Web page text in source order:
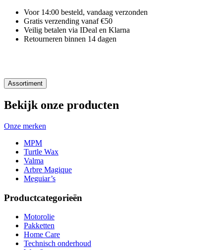
Voor 14:00 besteld, vandaag verzonden
Gratis verzending vanaf €50
Veilig betalen via IDeal en Klarna
Retourneren binnen 14 dagen
Assortiment
Bekijk onze producten
Onze merken
MPM
Turtle Wax
Valma
Arbre Magique
Meguiar’s
Productcategorieën
Motorolie
Pakketten
Home Care
Technisch onderhoud